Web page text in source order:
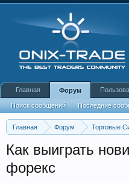
Главная Форум
Торговые
Как выиграть
форекс
Главная Форум
Поиск сообщений Последние